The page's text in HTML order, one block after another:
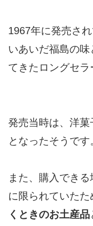
1967年に発売さ
いあいだ福島の
てきたロングセラ
発売当時は、洋菓
となったそうです
また、購入でき
に限られていたた
くときのお土産品